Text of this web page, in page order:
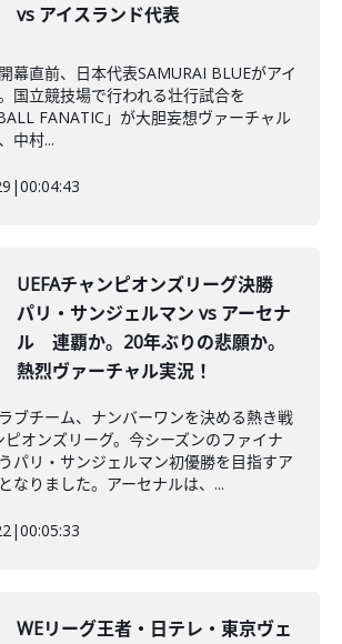
vs アイスランド代表
幕直前、日本代表SAMURAI BLUEがアイ
国立競技場で行われる壮行試合を
FANATIC」が大胆妄想ヴァーチャル
中村...
|00:04:43
UEFAチャンピオンズリーグ決勝
パリ・サンジェルマン vs アーセナ
ル 連覇か。20年ぶりの悲願か。
熱烈ヴァーチャル実況！
ブチーム、ナンバーワンを決める熱き戦
ピオンズリーグ。今シーズンのファイナ
パリ・サンジェルマン初優勝を目指すア
なりました。アーセナルは、...
|00:05:33
WEリーグ王者・日テレ・東京ヴェ